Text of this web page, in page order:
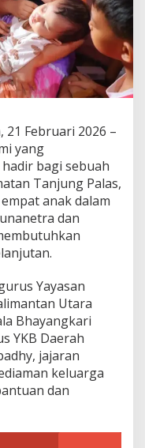
21 Februari 2026 –
yang
bagi sebuah
Tanjung Palas,
anak dalam
dan
Yayasan
Utara
Bhayangkari
YKB Daerah
jajaran
keluarga
dan